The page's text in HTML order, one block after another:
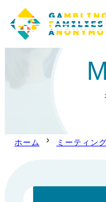
ホーム ミーティング